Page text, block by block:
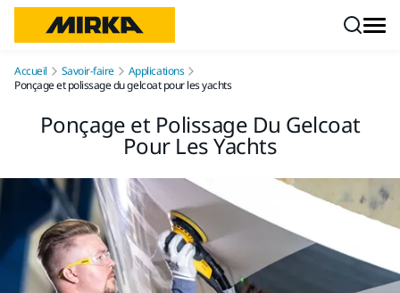
Accueil Savoir-faire
Applications
Ponçage et polissage du gelcoat pour les yachts
Ponçage et Polissage Du Gelcoat
Pour Les Yachts